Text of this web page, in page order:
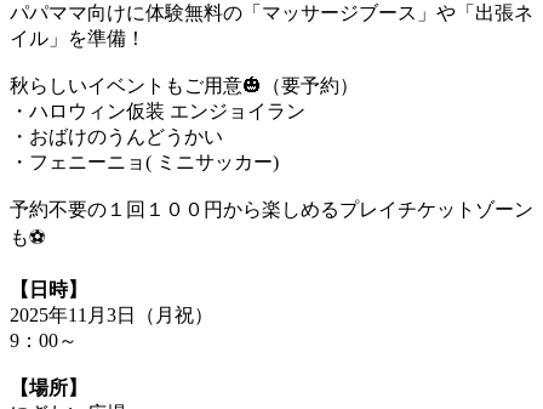
パパママ向けに体験無料の「マッサージブース」や「出張ネ
イル」を準備！
秋らしいイベントもご用意🎃（要予約）
・ハロウィン仮装 エンジョイラン
・おばけのうんどうかい
・フェニーニョ( ミニサッカー)
予約不要の１回１００円から楽しめるプレイチケットゾーン
も⚽
【日時】
2025年11月3日（月祝）
9：00～
【場所】